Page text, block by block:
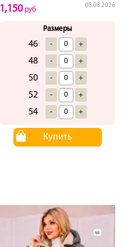
08.08.2026
1,150руб
Размеры
46 - +
48 - +
50 - +
52 - +
54 - +
Купить